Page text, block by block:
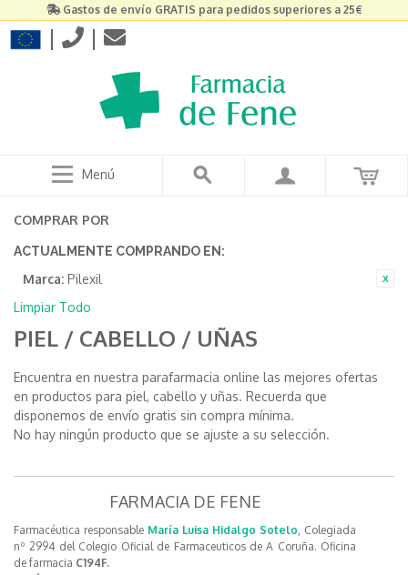
Gastos de envío GRATIS para pedidos superiores a 25€
| |
Menú
COMPRAR POR
ACTUALMENTE COMPRANDO EN:
Marca: Pilexil
Limpiar Todo
PIEL / CABELLO / UÑAS
Encuentra en nuestra parafarmacia online las mejores ofertas
en productos para piel, cabello y uñas. Recuerda que
disponemos de envío gratis sin compra mínima.
No hay ningún producto que se ajuste a su selección.
FARMACIA DE FENE
Farmacéutica responsable María Luisa Hidalgo Sotelo, Colegiada
nº 2994 del Colegio Oficial de Farmaceuticos de A Coruña. Oficina
de farmacia C194F.